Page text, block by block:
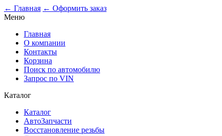
← Главная ← Оформить заказ
Меню
Главная
О компании
Контакты
Корзина
Поиск по автомобилю
Запрос по VIN
Каталог
Каталог
АвтоЗапчасти
Восстановление резьбы